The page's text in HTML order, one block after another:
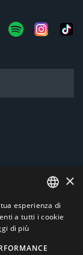
ITALIAN
×
esperienza di
a tutti i cookie
di più